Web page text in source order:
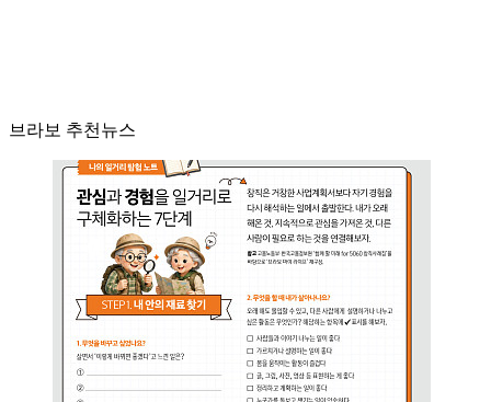
브라보 추천뉴스